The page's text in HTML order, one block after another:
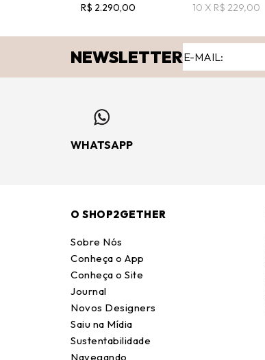
R$ 2.290,00
10 X R$ 229,00
NEWSLETTER
WHATSAPP
O SHOP2GETHER
Sobre Nós
Conheça o App
Conheça o Site
Journal
Novos Designers
Saiu na Mídia
Sustentabilidade
Navegando